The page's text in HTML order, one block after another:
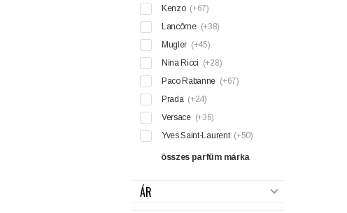
Kenzo (+67)
Lancôme (+38)
Mugler (+45)
Nina Ricci (+28)
Paco Rabanne (+67)
Prada (+24)
Versace (+36)
Yves Saint-Laurent (+50)
összes parfüm márka
ÁR